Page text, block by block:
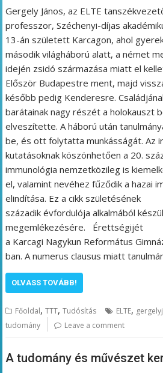
Gergely János, az ELTE
professzor, Széchenyi-díjas
13-án született Karcagon, ahol
második világháború alatt, a német
idején zsidó származása miatt el
Először Budapestre ment, majd
később pedig Kenderesre.
barátainak nagy részét a holokauszt
elveszítette. A háború után
be, és ott folytatta munkásságát. Az
kutatásoknak köszönhetően a 20.
immunológia nemzetközileg is
el, valamint nevéhez fűződik a hazai
elindítása. Ez a cikk születésének
századik évfordulója alkalmából
megemlékezésére. Érettségijét
a Karcagi Nagykun Református
ban. A numerus clausus miatt
OLVASS TOVÁBB!
Főoldal,TTT,Tudósítás ELTE,
tudomány Leave a comment
A tudomány és művészet